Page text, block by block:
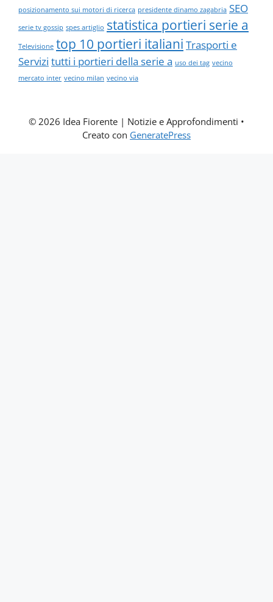
posizionamento sui motori di ricerca presidente dinamo zagabria SEO
serie tv gossip spes artiglio statistica portieri serie a
Televisione top 10 portieri italiani Trasporti e
Servizi tutti i portieri della serie a uso dei tag vecino
mercato inter vecino milan vecino via
© 2026 Idea Fiorente | Notizie e Approfondimenti •
Creato con GeneratePress